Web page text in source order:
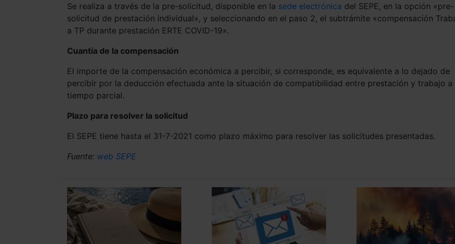
Se realiza a través de la pre-solicitud, disponible en la sede electrónica del SEPE, en la opción «pre-
solicitud de prestación individual», y seleccionando en el paso 2, el subtrámite «compensación
a TP durante prestación ERTE COVID-19».
Cuantía de la compensación
El importe de la compensación económica a percibir, si corresponde, es equivalente a lo dejado de
percibir por la deducción efectuada ante la situación de compatibilidad entre prestación y trabajo a
tiempo parcial.
Plazo para resolver la solicitud
El SEPE tiene hasta el 31-7-2021 como plazo máximo para resolver las solicitudes presentadas.
Fuente: web SEPE